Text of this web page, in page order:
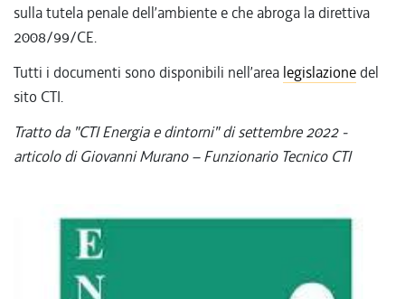
sulla tutela penale dell’ambiente e che abroga la direttiva
2008/99/CE.
Tutti i documenti sono disponibili nell’area legislazionedel
sito CTI.
Tratto da "CTI Energia e dintorni" di settembre 2022 -
articolo di Giovanni Murano – Funzionario Tecnico CTI